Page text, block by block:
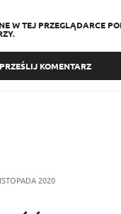
W TEJ PRZEGLĄDARCE
2020